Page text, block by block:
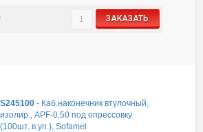
ЗАКАЗАТЬ
S245100 - Каб.наконечник втулочный,
изолир., APF-0,50 под опрессовку
(100шт. в уп.), Sofamel